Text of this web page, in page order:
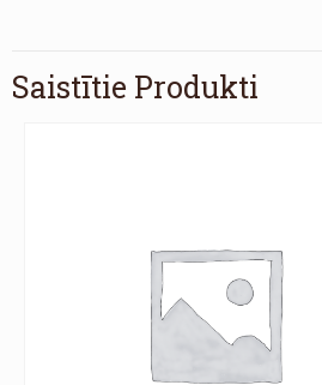
Saistītie Produkti